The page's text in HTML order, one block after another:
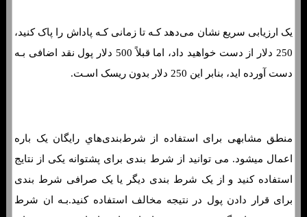
یک ارزیابی سریع نشان می‌دهد کـه تا زمانی کـه پاداش را پاک کنید،
250 دلار از دست خواهید داد، اما قبلاً 500 دلار پول نقد اضافی بـه
دست آورده اید، بنابر این 250 دلار بدون ریسک اسـت.
منطق مشابهی برای استفاده از شرط‌بندی‌هاي‌ رایگان یک باره
اعمال میشود. می توانید از شرط بندی برای پشتوانه یکی از نتایج
استفاده کنید و از یک شرط بندی دیگر یا یک صرافی شرط بندی
برای قرار دادن پول در نتیجه مخالف استفاده کنید.بـه ان شرط